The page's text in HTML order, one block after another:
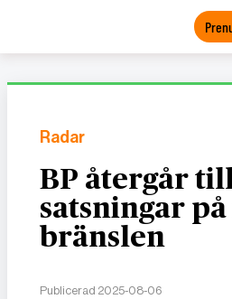
Radar
BP återgår
satsningar
bränslen
Publicerad 2025-08-06